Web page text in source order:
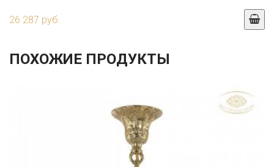
26 287 руб.
ПОХОЖИЕ ПРОДУКТЫ